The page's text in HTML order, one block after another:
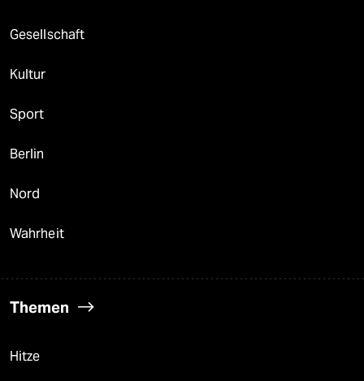
Gesellschaft
Kultur
Sport
Berlin
Nord
Wahrheit
Themen
Hitze